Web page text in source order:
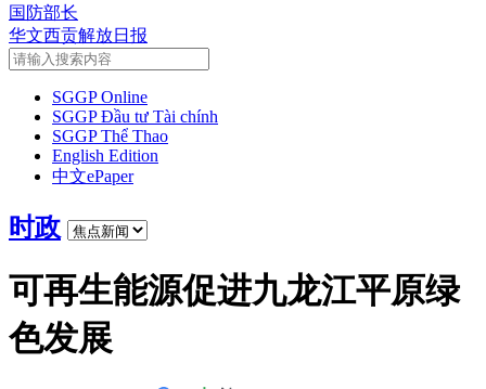
国防部长
华文西贡解放日报
SGGP Online
SGGP Đầu tư Tài chính
SGGP Thể Thao
English Edition
中文ePaper
时政
可再生能源促进九龙江平原绿
色发展